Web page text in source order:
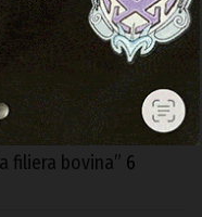
filiera bovina” 6